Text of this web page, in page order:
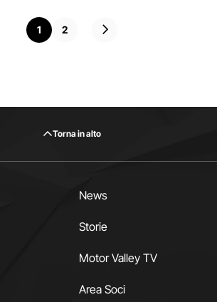
1 2
P
i
c
e
Torna in alto
News
Storie
Motor Valley TV
Area Soci